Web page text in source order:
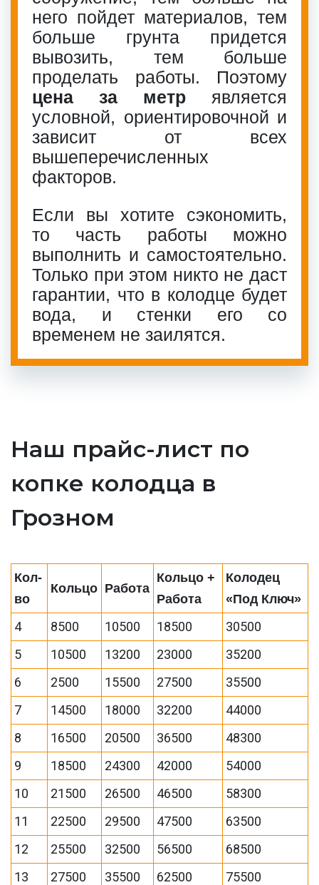
него пойдет материалов, тем
больше грунта придется
вывозить, тем больше
проделать работы. Поэтому
цена за метр является
условной, ориентировочной и
зависит от всех
вышеперечисленных
факторов.
Если вы хотите сэкономить,
то часть работы можно
выполнить и самостоятельно.
Только при этом никто не даст
гарантии, что в колодце будет
вода, и стенки его со
временем не заилятся.
Наш прайс-лист по
копке колодца в
Грозном
Кол-
во
Кольцо Работа
Кольцо +
Работа
Колодец
«Под Ключ»
4 8500 10500 18500
30500
5
10500 13200 23000
35200
6
2500 15500 27500
35500
7
14500 18000 32200
44000
8
16500 20500 36500
48300
9
18500 24300 42000
54000
10
21500 26500 46500
58300
11
22500 29500 47500
63500
12
25500 32500 56500
68500
13
27500 35500 62500
75500